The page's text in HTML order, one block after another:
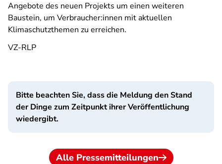
Angebote des neuen Projekts um einen weiteren
Baustein, um Verbraucher:innen mit aktuellen
Klimaschutzthemen zu erreichen.
VZ-RLP
Bitte beachten Sie, dass die Meldung den Stand
der Dinge zum Zeitpunkt ihrer Veröffentlichung
wiedergibt.
Alle Pressemitteilungen